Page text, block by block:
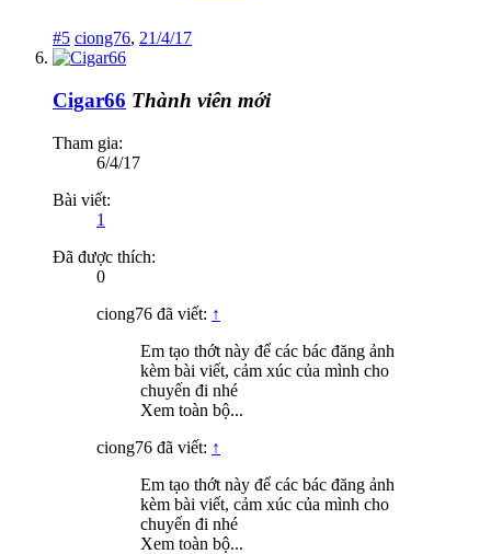
#5 ciong76, 21/4/17
Cigar66 Thành viên mới
Tham gia:
6/4/17
Bài viết:
1
Đã được thích:
0
ciong76 đã viết: ↑
Em tạo thớt này để các bác đăng ảnh
kèm bài viết, cảm xúc của mình cho
chuyến đi nhé
Xem toàn bộ...
ciong76 đã viết: ↑
Em tạo thớt này để các bác đăng ảnh
kèm bài viết, cảm xúc của mình cho
chuyến đi nhé
Xem toàn bộ...